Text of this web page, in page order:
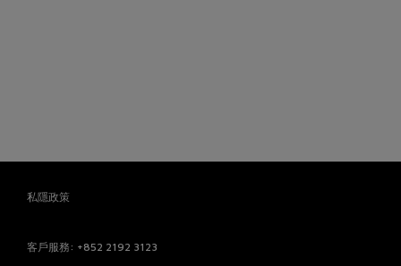
私隱政策
客戶服務: +852 2192 3123